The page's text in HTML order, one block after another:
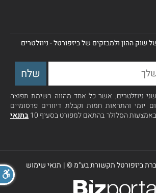
שוק ההון ולמבזקים של ביזפורטל - ניוזלטרים
ניוזלטרים, אשר כל אחד מהווה רשימת תפוצה
יומי והתראות חמות וקבלת דיוורים פרסומיים
הסלולר בהתאם למפורט בסעיף 10
בתנאי
ביזפורטל תקשורת בע"מ ©| תנאי שימוש